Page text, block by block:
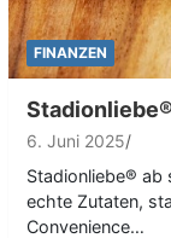
FINANZEN
6. Juni 2025
Stadionliebe® ab
echte Zutaten,
Convenience…